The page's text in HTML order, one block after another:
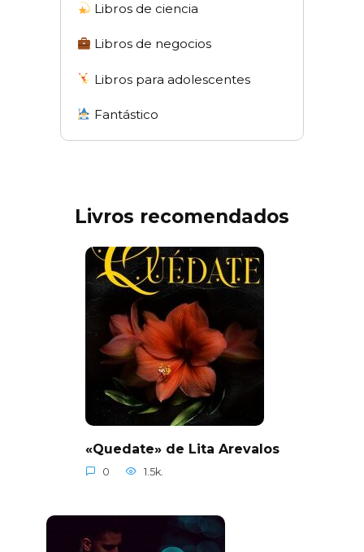
Libros de ciencia
Libros de negocios
Libros para adolescentes
Fantástico
Livros recomendados
«Quedate» de Lita Arevalos
0 1.5k.